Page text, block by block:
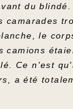
du
le
camions
Ce n'est
a été